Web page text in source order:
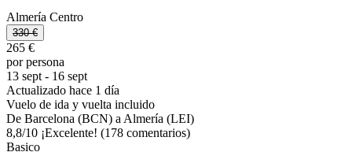
Almería Centro
330 €
265 €
por persona
13 sept - 16 sept
Actualizado hace 1 día
Vuelo de ida y vuelta incluido
De Barcelona (BCN) a Almería (LEI)
8,8/10 ¡Excelente! (178 comentarios)
Basico